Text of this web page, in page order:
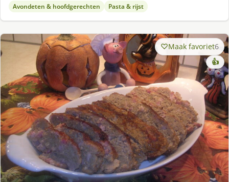
Avondeten & hoofdgerechten Pasta & rijst
Maak favoriet6
👍